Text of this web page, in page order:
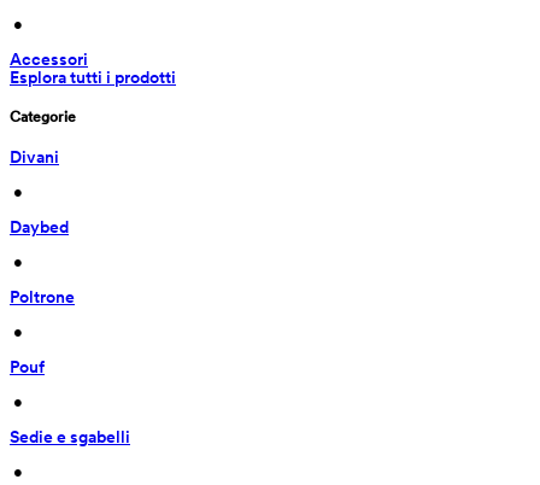
•
Accessori
Esplora tutti i prodotti
Categorie
Divani
•
Daybed
•
Poltrone
•
Pouf
•
Sedie e sgabelli
•